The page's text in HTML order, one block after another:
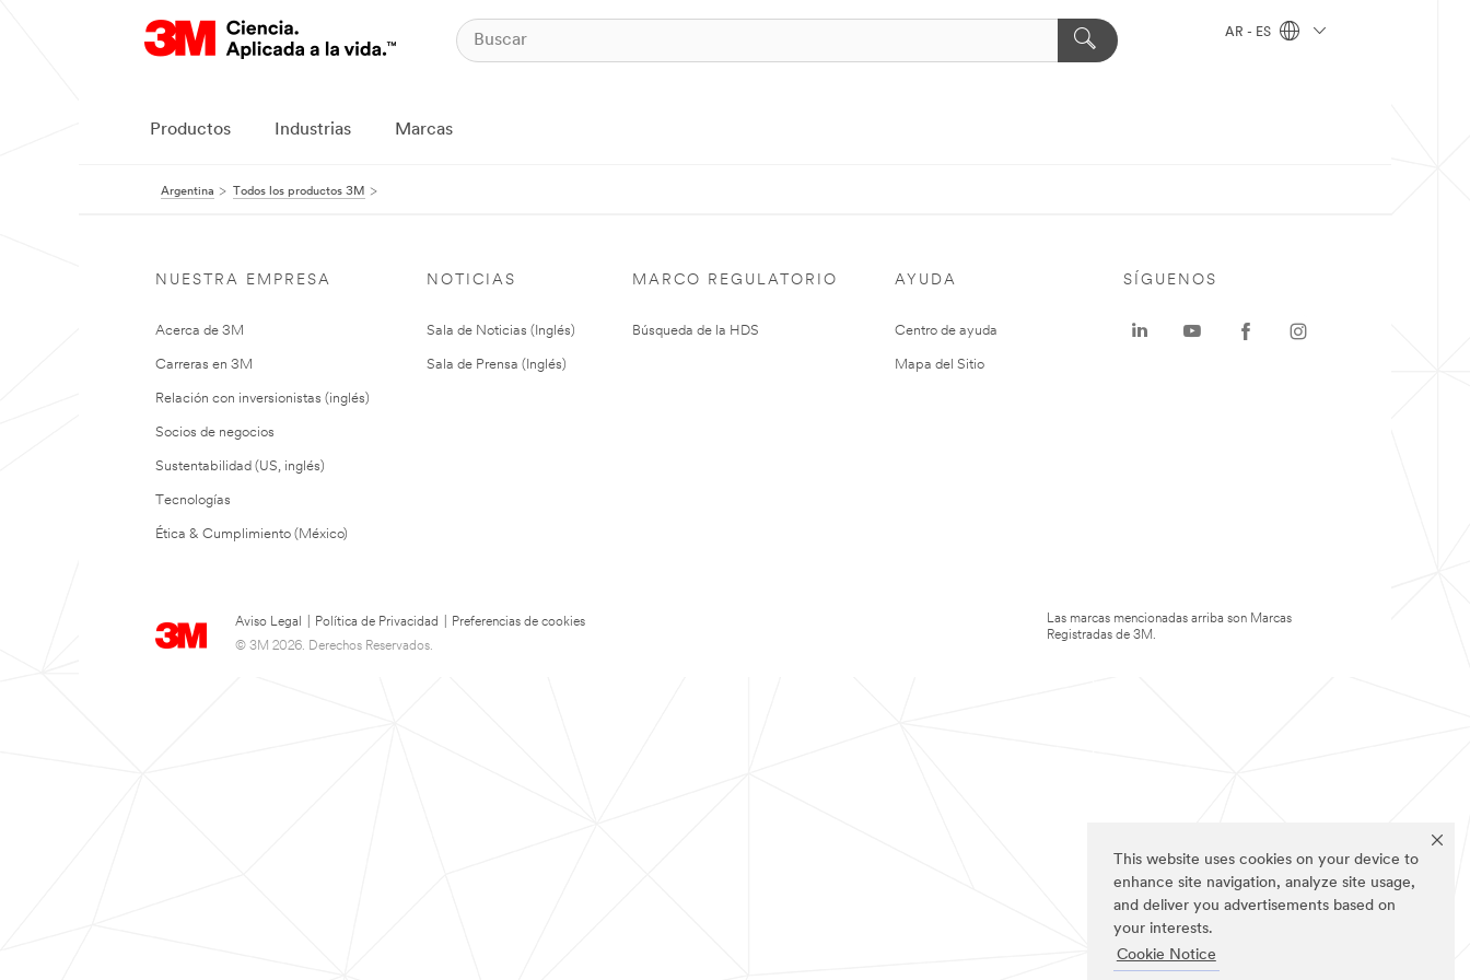
This website uses cookies on your device to
enhance site navigation, analyze site usage,
and deliver you advertisements based on
your interests.
Cookie Notice
AR - ES
Productos Industrias Marcas
Argentina Todos los productos 3M
NUESTRA EMPRESA
Acerca de 3M
Carreras en 3M
Relación con inversionistas (inglés)
Socios de negocios
Sustentabilidad (US, inglés)
Tecnologías
Ética & Cumplimiento (México)
NOTICIAS
Sala de Noticias (Inglés)
Sala de Prensa (Inglés)
MARCO REGULATORIO
Búsqueda de la HDS
AYUDA
Centro de ayuda
Mapa del Sitio
Aviso Legal Política de Privacidad
Preferencias de cookies
© 3M 2026. Derechos Reservados.
SÍGUENOS
Las marcas mencionadas arriba son Marcas
Registradas de 3M.